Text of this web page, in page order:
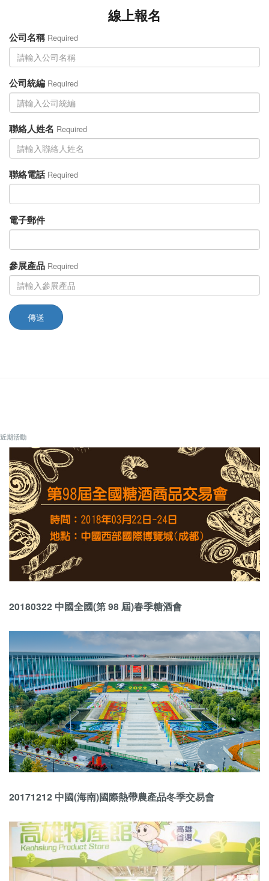
線上報名
公司名稱 Required
公司統編 Required
聯絡人姓名 Required
聯絡電話 Required
電子郵件
參展產品 Required
傳送
近期活動
20180322 中國全國(第 98 屆)春季糖酒會
20171212 中國(海南)國際熱帶農產品冬季交易會